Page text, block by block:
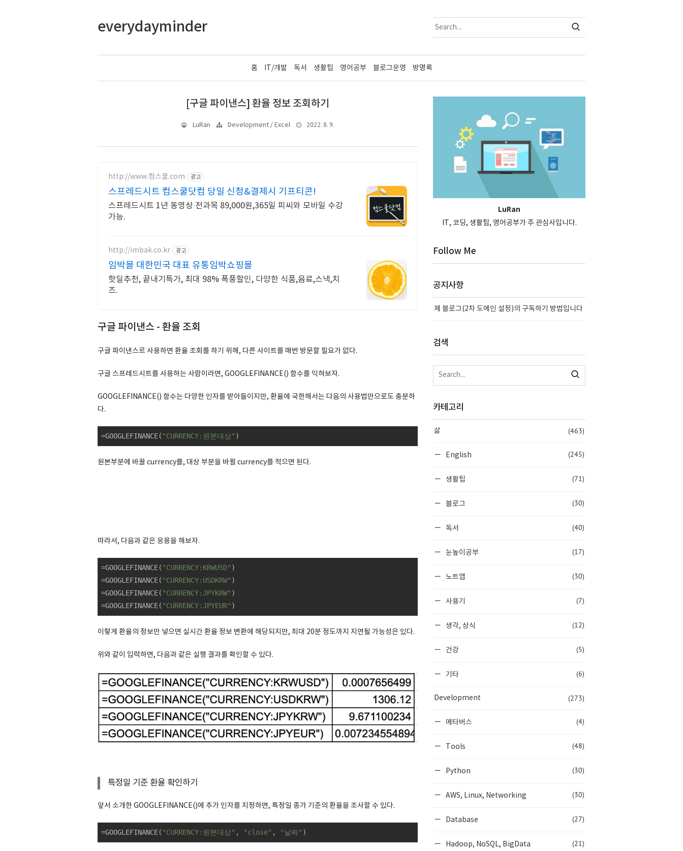
everydayminder
홈 IT/개발 독서 생활팁 영어공부 블로그운영 방명록
[구글 파이낸스] 환율 정보 조회하기
LuRan Development / Excel 2022. 8. 9.
http://www.컴스쿨.com 광고
스프레드시트 컴스쿨닷컴 당일 신청&결제시 기프티콘!
스프레드시트 1년 동영상 전과목 89,000원,365일 피씨와 모바일 수강
가능.
http://imbak.co.kr 광고
임박몰 대한민국 대표 유통임박쇼핑몰
핫딜추천, 끝내기특가, 최대 98% 폭풍할인, 다양한 식품,음료,스낵,치
즈.
구글 파이낸스 - 환율 조회
구글 파이낸스르 사용하면 환율 조회를 하기 위해, 다른 사이트를 매번 방문할 필요가 없다.
구글 스프레드시트를 사용하는 사람이라면, GOOGLEFINANCE() 함수를 익혀보자.
GOOGLEFINANCE() 함수는 다양한 인자를 받아들이지만, 환율에 국한해서는 다음의 사용법만으로도 충분하
다.
=GOOGLEFINANCE( "CURRENCY:원본대상" )
원본부분에 바꿀 currency를, 대상 부분을 바뀔 currency를 적으면 된다.
따라서, 다음과 같은 응용을 해보자.
=GOOGLEFINANCE( "CURRENCY:KRWUSD" )
=GOOGLEFINANCE( "CURRENCY:USDKRW" )
=GOOGLEFINANCE( "CURRENCY:JPYKRW" )
=GOOGLEFINANCE( "CURRENCY:JPYEUR" )
이렇게 환율의 정보만 넣으면 실시간 환율 정보 변환에 해당되지만, 최대 20분 정도까지 지연될 가능성은 있다.
위와 같이 입력하면, 다음과 같은 실행 결과를 확인할 수 있다.
특정일 기준 환율 확인하기
앞서 소개한 GOOGLEFINANCE()에 추가 인자를 지정하면, 특정일 종가 기준의 환율을 조사할 수 있다.
=GOOGLEFINANCE( "CURRENCY:원본대상" , "close" , "날짜" )
LuRan
IT, 코딩, 생활팁, 영어공부가 주 관심사입니다.
Follow Me
공지사항
제 블로그(2차 도메인 설정)의 구독하기 방법입니다
검색
카테고리
삶 (463)
English (245)
생활팁 (71)
블로그 (30)
독서 (40)
눈높이공부 (17)
노트앱 (30)
사용기 (7)
생각, 상식 (12)
건강 (5)
기타 (6)
Development (273)
메타버스 (4)
Tools (48)
Python (30)
AWS, Linux, Networking (30)
Database (27)
Hadoop, NoSQL, BigData (21)